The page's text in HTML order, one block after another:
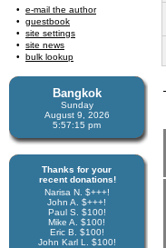
e-mail the author
guestbook
site settings
site news
bulk lookup
Bangkok
Sunday
August 9, 2026
5:57:16 pm
Thanks for your
recent donations!
Narisa N. $+++!
John A. $+++!
Paul S. $100!
Mike A. $100!
Eric B. $100!
John Karl L. $100!